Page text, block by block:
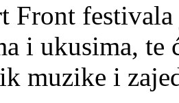
Front
i ukusima,
muzike i